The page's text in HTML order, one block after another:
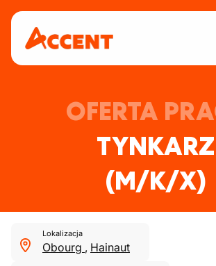
OFERTA
TYNKARZ
(M/K/X)
Lokalizacja
Obourg , Hainaut